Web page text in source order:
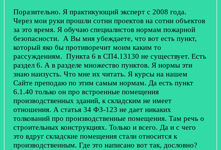
Поразительно. Я практикующий эксперт с 2008 года.
Через мои руки прошли сотни проектов на сотни объектов
за это время. Я обучаю специалистов нормам пожарной
безопасности. А Вы мня убеждаете, что вот есть пункт,
который яко бы противоречит моим каким то
рассуждениям. Пункта 6 в СП4.13130 не существует. Есть
раздел 6. А в разделе множество пунктов. Я нормы эти
знаю наизусть. Что мне их читать. Я курсы на нашем
Сайте преподаю по этим самым нормам. Да есть пункт
6.1.40 только он про встроенные помещения
производственных зданий, к складским не имеет
отношения. А статья 34 ФЗ-123 не дает никаких
толкований про производственные помещения. Там речь о
строительных конструкциях. Только и всего. Да и с чего
это вдруг складские помещения стали относится к
производственным. Где это написано вот так, дословно?